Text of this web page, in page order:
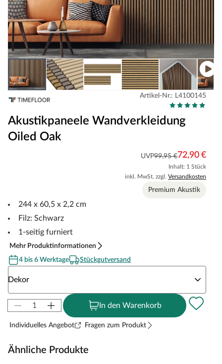
Artikel-Nr.: L4100145
Akustikpaneele Wandverkleidung
Oiled Oak
UVP99,95 €72,90 €
Inhalt: 1 Stück
inkl. MwSt. zzgl. Versandkosten
Premium Akustik
244 x 60,5 x 2,2 cm
Filz: Schwarz
1-seitig furniert
Mehr Produktinformationen
4 bis 6 Werktage
Stückgutversand
Dekor
In den Warenkorb
Individuelles Angebot Fragen zum Produkt
Ähnliche Produkte